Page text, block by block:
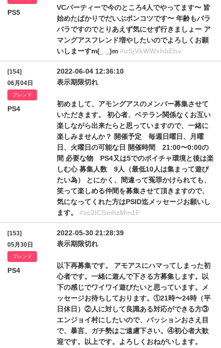
PS5
VCパーティーで今のところ4人でやってます〜 皆
始めたばかりでだいぶポンコツです〜 年齢もバラ
バラですのでとりあえず気にせず行きましょー ア
マングアスフレンド増やしたいのでよろしくお願
いしまーすm(_ _)m #uSjVkWWxhbEhv
[154]
06月04日
フレンド
PS4
2022-06-04 12:36:10
表示期限切れ
初めまして、アモングアスのメンバー募集させて
いただきます。 初心者、ベテラン関係なくお互い
楽しながら出来たらと思っていますので、一緒に
楽しみませんか？ 開催予定 毎週日曜日、月曜
日、火曜日の可能な日 開催時間 21:00〜0:00の
間 必要な物 PS4又は5でのボイチャ環境と後は楽
しむ心 募集人数 9人（最低10人は集まって遊び
たい為） とにかく、間違って冤罪かけられても、
笑って楽しめる仲間を募集させて頂きますので、
気になってくれた方はPSID迄メッセージお願いし
ます。 #zc2lCSmhzMm1F
[153]
05月30日
フレンド
PS4
2022-05-30 21:28:39
表示期限切れ
以下再募集です。 アモアスにハマってしまった初
心者です。一緒に遊んで下さる方募集します。以
下の感じでワイワイ遊びたいと思っています。メ
ッセージお待ちしております。①21時〜24時（平
日休日）②人に対して良識ある対応ができる方③
エンジョイ村にしたいので、パッションおさえ目
で、暴言、ガチ勢はご遠慮下さい。④初心者大歓
迎です。以上です。よろしくおねがいします。